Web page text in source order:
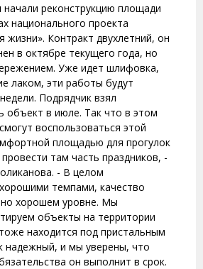
реконструкцию площади
национального проекта
жизни». Контракт двухлетний, он
в октябре текущего года, но
Уже идет шлифовка,
лаком, эти работы будут
Подрядчик взял
объект в июле. Так что в этом
воспользоваться этой
площадью для прогулок
там часть праздников, -
- В целом
темпами, качество
хорошем уровне. Мы
объекты на территории
находится под пристальным
надежный, и мы уверены, что
он выполнит в срок.